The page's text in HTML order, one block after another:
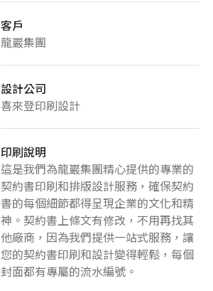
客戶
龍巖集團
設計公司
喜來登印刷設計
印刷說明
這是我們為龍巖集團精心提供的專業的
契約書印刷和排版設計服務，確保契約
書的每個細節都得呈現企業的文化和精
神。契約書上條文有修改，不用再找其
他廠商，因為我們提供一站式服務，讓
您的契約書印刷和設計變得輕鬆，每個
封面都有專屬的流水編號。